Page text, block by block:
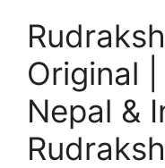
Original
Nepal &